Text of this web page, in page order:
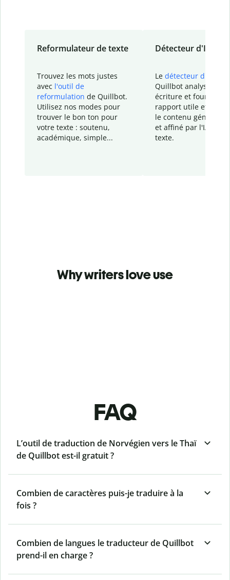
Reformulateur de texte
Trouvez les mots justes
avec l'outil de
reformulation de Quillbot.
Utilisez nos modes pour
trouver le bon ton pour
votre texte : soutenu,
académique, simple...
Détecteur d'IA
Le détecteur d'IA
Quillbot analyse votre
écriture et fournit un
rapport utile et
le contenu généré
et affiné par l'IA
texte.
Why writers love use
FAQ
L’outil de traduction de Norvégien vers le Thaï
de Quillbot est-il gratuit ?
Combien de caractères puis-je traduire à la
fois ?
Combien de langues le traducteur de Quillbot
prend-il en charge ?